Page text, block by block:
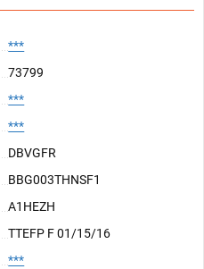
***
73799
***
***
DBVGFR
BBG003THNSF1
A1HEZH
TTEFP F 01/15/16
***